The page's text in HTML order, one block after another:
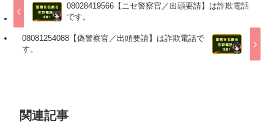
08028419566【ニセ警察官／出頭要請】は詐欺電話
です。
08081254088【偽警察官／出頭要請】は詐欺電話で
す。
関連記事